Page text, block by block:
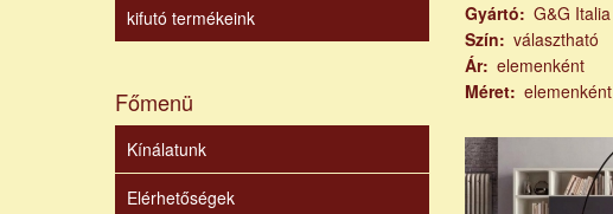
kifutó termékeink
Főmenü
Kínálatunk
Elérhetőségek
Gyártó
G&G Italia
Szín
választható
Ár elemenként
Méret elemenként